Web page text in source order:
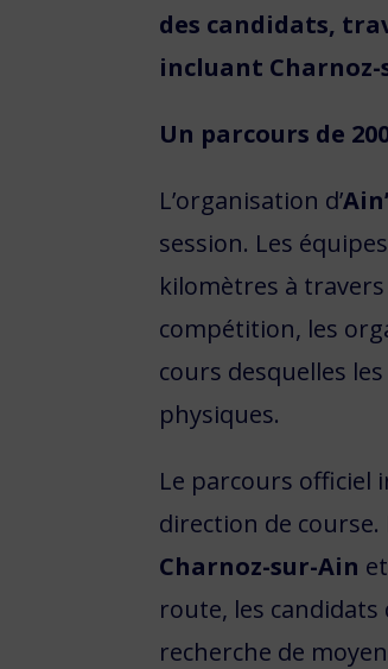
des candidats,
incluant Charnoz-
Un parcours de
L’organisation d’
session. Les
kilomètres à
compétition, les
cours desquelles
physiques.
Le parcours officiel
direction de
Charnoz-sur-Ain
route, les candidats
recherche de